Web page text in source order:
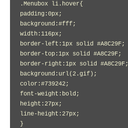
.Menubox li.hover{
padding:0px;
background:#fff;
width:116px;
border-left:1px solid #A8C29F;
border-top:1px solid #A8C29F;
border-right:1px solid #A8C29F;
background:url(2.gif);
color:#739242;
font-weight:bold;
height:27px;
line-height:27px;
}